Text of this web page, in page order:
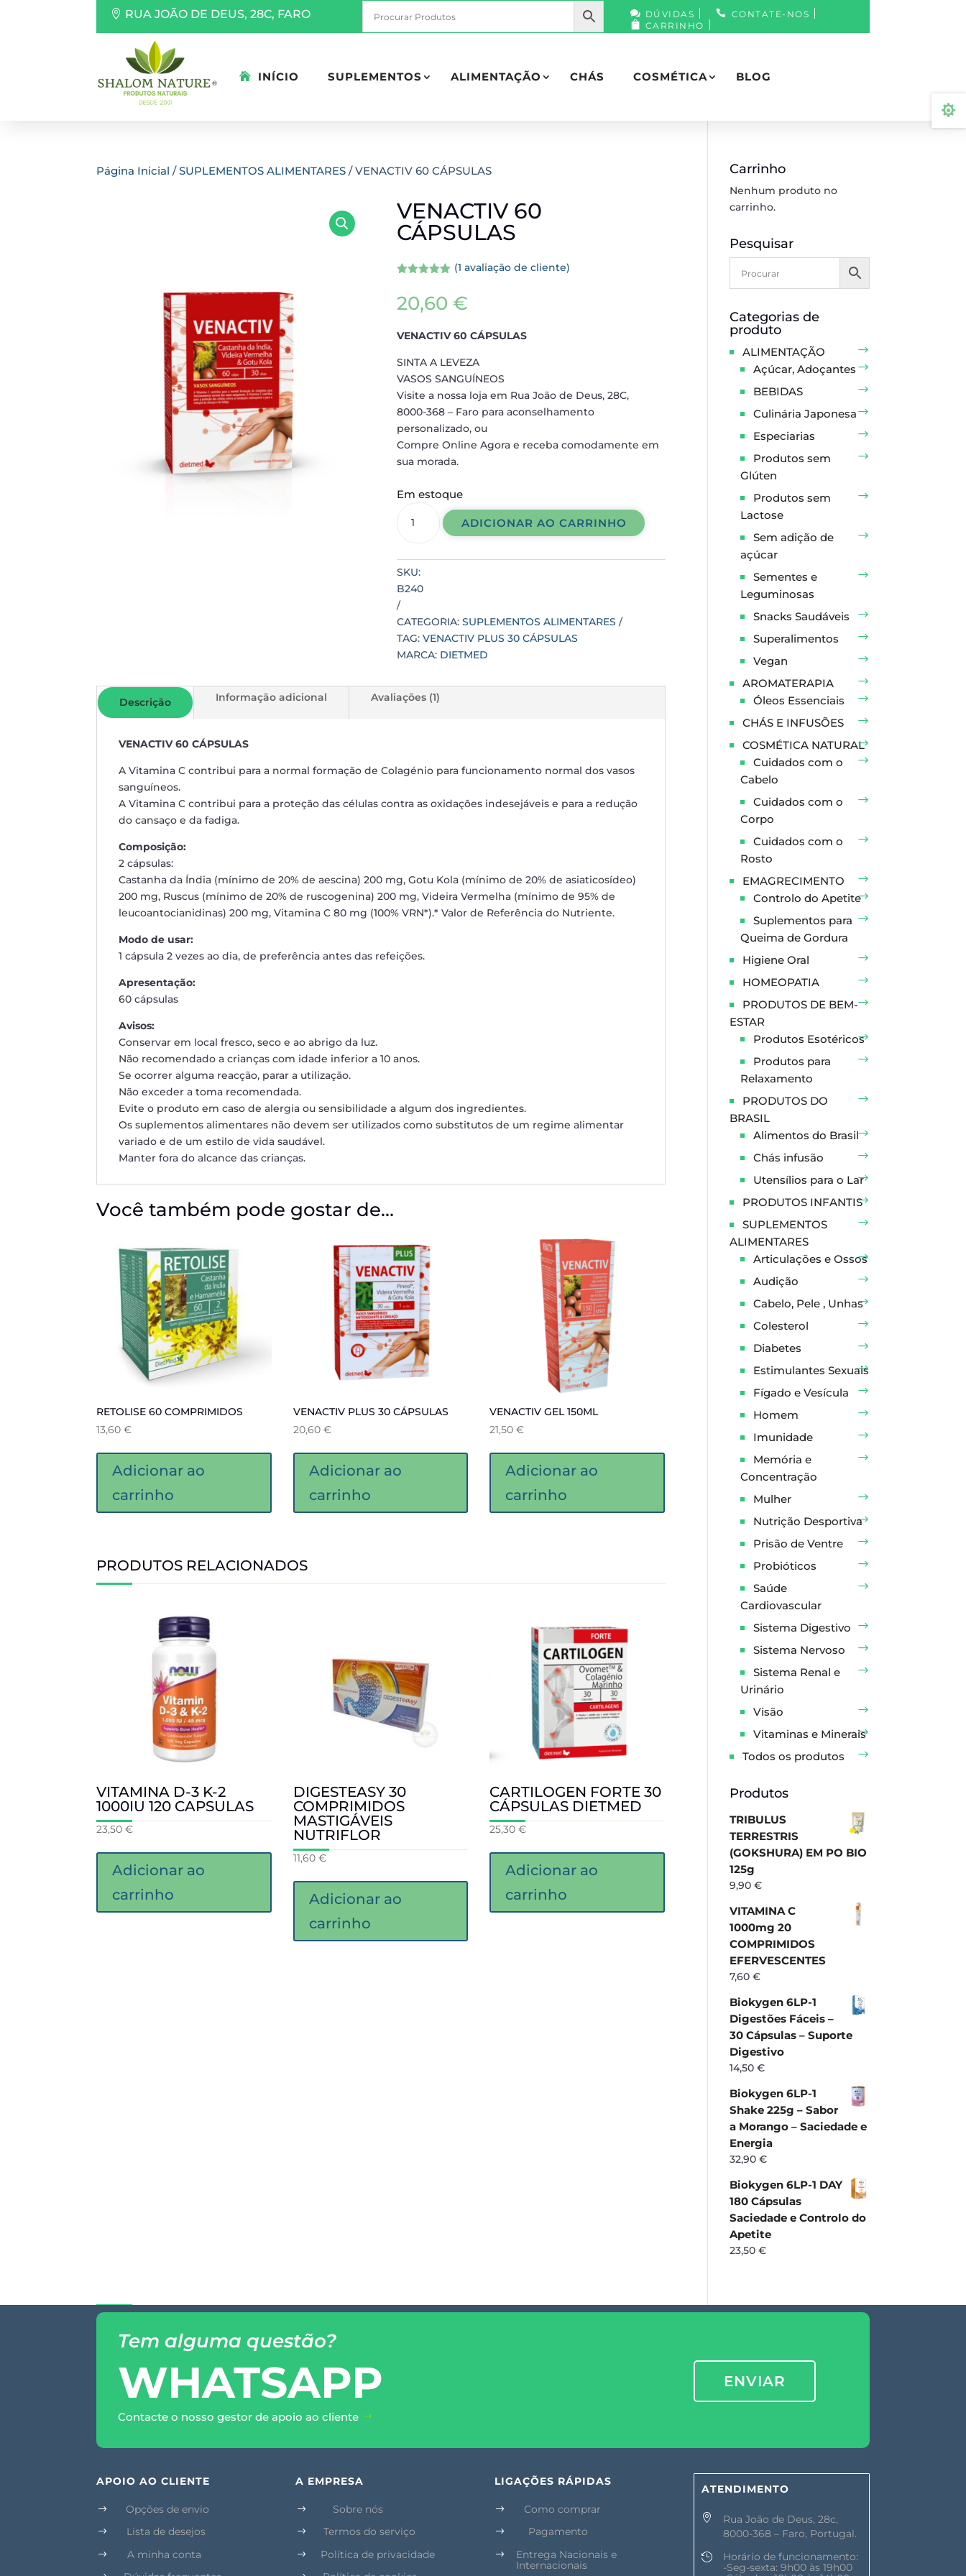
RUA JOÃO DE DEUS, 28C, FARO DÚVIDAS
CONTATE-NOS
CARRINHO
INÍCIO SUPLEMENTOS ALIMENTAÇÃO CHÁS COSMÉTICA BLOG
Página Inicial /SUPLEMENTOS ALIMENTARES / VENACTIV 60 CÁPSULAS
VENACTIV 60
CÁPSULAS
de 5, com
baseado
avaliação de
(1 avaliação de cliente)
20,60 €
VENACTIV 60 CÁPSULAS
SINTA A LEVEZA
VASOS SANGUÍNEOS
Visite a nossa loja em Rua João de Deus, 28C,
8000-368 – Faro para aconselhamento
personalizado, ou
Compre Online Agora e receba comodamente em
sua morada.
Em estoque
VENACTIV
quantidade
ADICIONAR AO CARRINHO
SKU:
B240
CATEGORIA: SUPLEMENTOS ALIMENTARES
TAG: VENACTIV PLUS 30 CÁPSULAS
MARCA: DIETMED
Descrição Informação adicional Avaliações (1)
VENACTIV 60 CÁPSULAS
A Vitamina C contribui para a normal formação de Colagénio para funcionamento normal dos vasos
sanguíneos.
A Vitamina C contribui para a proteção das células contra as oxidações indesejáveis e para a redução
do cansaço e da fadiga.
Composição:
2 cápsulas:
Castanha da Índia (mínimo de 20% de aescina) 200 mg, Gotu Kola (mínimo de 20% de asiaticosídeo)
200 mg, Ruscus (mínimo de 20% de ruscogenina) 200 mg, Videira Vermelha (mínimo de 95% de
leucoantocianidinas) 200 mg, Vitamina C 80 mg (100% VRN*).* Valor de Referência do Nutriente.
Modo de usar:
1 cápsula 2 vezes ao dia, de preferência antes das refeições.
Apresentação:
60 cápsulas
Avisos:
Conservar em local fresco, seco e ao abrigo da luz.
Não recomendado a crianças com idade inferior a 10 anos.
Se ocorrer alguma reacção, parar a utilização.
Não exceder a toma recomendada.
Evite o produto em caso de alergia ou sensibilidade a algum dos ingredientes.
Os suplementos alimentares não devem ser utilizados como substitutos de um regime alimentar
variado e de um estilo de vida saudável.
Manter fora do alcance das crianças.
Você também pode gostar de…
RETOLISE 60 COMPRIMIDOS
13,60€
Adicionar ao
carrinho
VENACTIV PLUS 30 CÁPSULAS
20,60 €
Adicionar ao
carrinho
VENACTIV GEL 150ML
21,50€
Adicionar ao
carrinho
PRODUTOS RELACIONADOS
VITAMINA D-3 K-2
1000IU 120 CAPSULAS
23,50€
Adicionar ao
carrinho
DIGESTEASY 30
COMPRIMIDOS
MASTIGÁVEIS
NUTRIFLOR
11,60 €
Adicionar ao
carrinho
CARTILOGEN FORTE 30
CÁPSULAS DIETMED
25,30€
Adicionar ao
carrinho
Carrinho
Nenhum produto no
carrinho.
Pesquisar
Categorias de
produto
ALIMENTAÇÃO
Açúcar, Adoçantes
BEBIDAS
Culinária Japonesa
Especiarias
Produtos sem
Glúten
Produtos sem
Lactose
Sem adição de
açúcar
Sementes e
Leguminosas
Snacks Saudáveis
Superalimentos
Vegan
AROMATERAPIA
Óleos Essenciais
CHÁS E INFUSÕES
COSMÉTICA NATURAL
Cuidados com o
Cabelo
Cuidados com o
Corpo
Cuidados com o
Rosto
EMAGRECIMENTO
Controlo do Apetite
Suplementos para
Queima de Gordura
Higiene Oral
HOMEOPATIA
PRODUTOS DE BEM-
ESTAR
Produtos Esotéricos
Produtos para
Relaxamento
PRODUTOS DO
BRASIL
Alimentos do Brasil
Chás infusão
Utensílios para o Lar
PRODUTOS INFANTIS
SUPLEMENTOS
ALIMENTARES
Articulações e Ossos
Audição
Cabelo, Pele , Unhas
Colesterol
Diabetes
Estimulantes Sexuais
Fígado e Vesícula
Homem
Imunidade
Memória e
Concentração
Mulher
Nutrição Desportiva
Prisão de Ventre
Probióticos
Saúde
Cardiovascular
Sistema Digestivo
Sistema Nervoso
Sistema Renal e
Urinário
Visão
Vitaminas e Minerais
Todos os produtos
Produtos
TRIBULUS
TERRESTRIS
(GOKSHURA) EM PO BIO
125g
9,90€
VITAMINA C
1000mg 20
COMPRIMIDOS
EFERVESCENTES
7,60€
Biokygen 6LP-1
Digestões Fáceis –
30 Cápsulas – Suporte
Digestivo
14,50€
Biokygen 6LP-1
Shake 225g – Sabor
a Morango – Saciedade e
Energia
32,90€
Biokygen 6LP-1 DAY
180 Cápsulas
Saciedade e Controlo do
Apetite
23,50€
Tem alguma questão?
WHATSAPP
Contacte o nosso gestor de apoio ao cliente
ENVIAR
APOIO AO CLIENTE
$ Opções de envio
$ Lista de desejos
$ A minha conta
A EMPRESA
$ Sobre nós
$ Termos do serviço
$ Política de privacidade
LIGAÇÕES RÁPIDAS
$ Como comprar
$ Pagamento
$
Entrega Nacionais e
Internacionais
ATENDIMENTO

Rua João de Deus, 28c,
8000-368 – Faro, Portugal.

Horário de funcionamento:
-Seg-sexta: 9h00 às 19h00
